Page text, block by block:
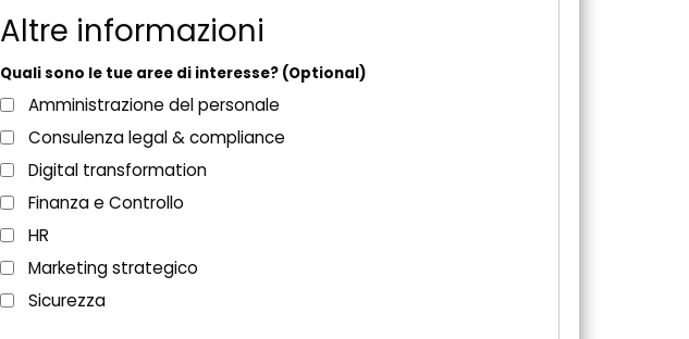
Altre informazioni
Quali sono le tue aree di interesse? (Optional)
Amministrazione del personale
Consulenza legal & compliance
Digital transformation
Finanza e Controllo
HR
Marketing strategico
Sicurezza